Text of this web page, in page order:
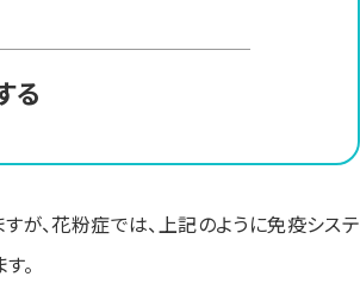
る
が、花粉症では、上記のように免疫システ
。